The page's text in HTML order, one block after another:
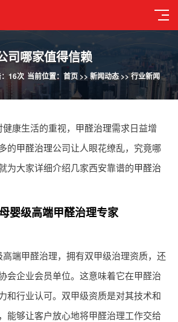
司哪家值得信赖
当前位置： 首页>> 新闻动态>>行业新闻
16次
康生活的重视， 甲醛治理需求日益增
的甲醛治理公司让人眼花缭乱，究竟哪
为大家详细介绍几家西安靠谱的甲醛治
级高端甲醛治理专家
端甲醛治理，拥有双甲级治理资质，还
会企业会员单位。这意味着它在甲醛治
和行业认可。双甲级资质是对其技术和
能够让客户放心地将甲醛治理工作交给